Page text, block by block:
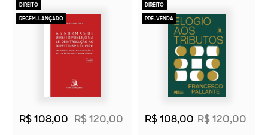
DIREITO
RECÉM-LANÇADO
2026
R$ 108,00 R$ 120,00
DIREITO
PRÉ-VENDA
2026
R$ 108,00 R$ 120,00